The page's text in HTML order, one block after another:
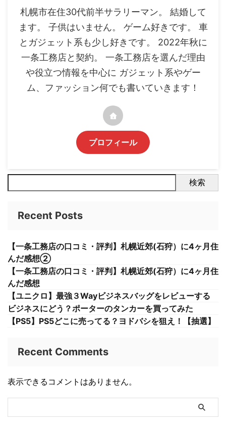
札幌市在住30代前半サラリーマン。 結婚して
ます。 子供はいません。 ゲーム好きです。 車
とガジェット系も少し好きです。 2022年秋に
一条工務店と契約。 一条工務店を選んだ理由
や役立つ情報を中心に ガジェット系やゲー
ム、ファッション何でも書いていきます！
プロフィール
検索
Recent Posts
【一条工務店の口コミ・評判】札幌近郊(石狩）に4ヶ月住
んだ感想②
【一条工務店の口コミ・評判】札幌近郊(石狩）に4ヶ月住
んだ感想
【ユニクロ】最強３Wayビジネスバッグをレビューする
ビジネスにどう？ポーターのタンカーを買ってみた
【PS5】PS5どこに売ってる？ヨドバシを狙え！【抽選】
Recent Comments
表示できるコメントはありません。